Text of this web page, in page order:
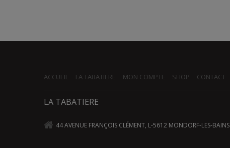
ACCUEIL LA TABATIERE MON COMPTE SHOP CONTACT
LA TABATIERE
44 AVENUE FRANÇOIS CLÉMENT, L-5612 MONDORF-LES-BAINS